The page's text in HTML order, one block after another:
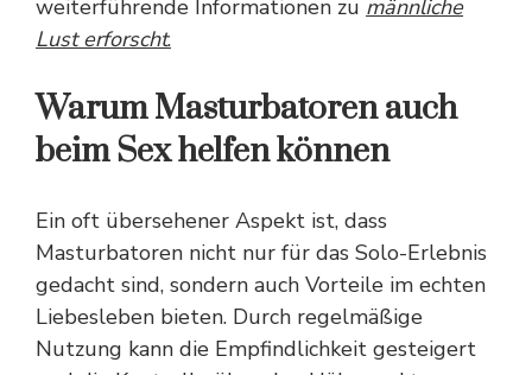
weiterführende Informationen zu männliche
Lust erforscht.
Warum Masturbatoren auch
beim Sex helfen können
Ein oft übersehener Aspekt ist, dass
Masturbatoren nicht nur für das Solo-Erlebnis
gedacht sind, sondern auch Vorteile im echten
Liebesleben bieten. Durch regelmäßige
Nutzung kann die Empfindlichkeit gesteigert